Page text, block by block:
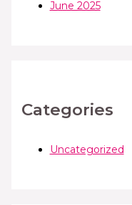
June 2025
Categories
Uncategorized